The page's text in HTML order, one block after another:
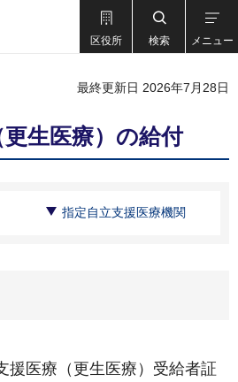
区役所 検索 メニュー
最終更新日 2026年7月28日
生医療）の給付
指定自立支援医療機関
援医療（更生医療）受給者証